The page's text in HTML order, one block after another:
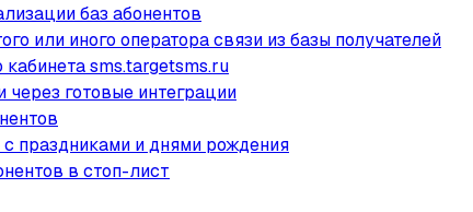
баз абонентов
или иного оператора связи из базы получателей
sms.targetsms.ru
готовые интеграции
праздниками и днями рождения
в стоп-лист